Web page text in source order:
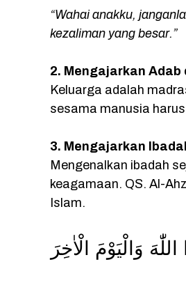
“Wahai anakku,
kezaliman yang besar.”
2. Mengajarkan Adab
Keluarga adalah
sesama manusia
3. Mengajarkan
Mengenalkan ibadah
keagamaan. QS. Al-
Islam.
وَالْيَوْمَ الْاٰخِرَ